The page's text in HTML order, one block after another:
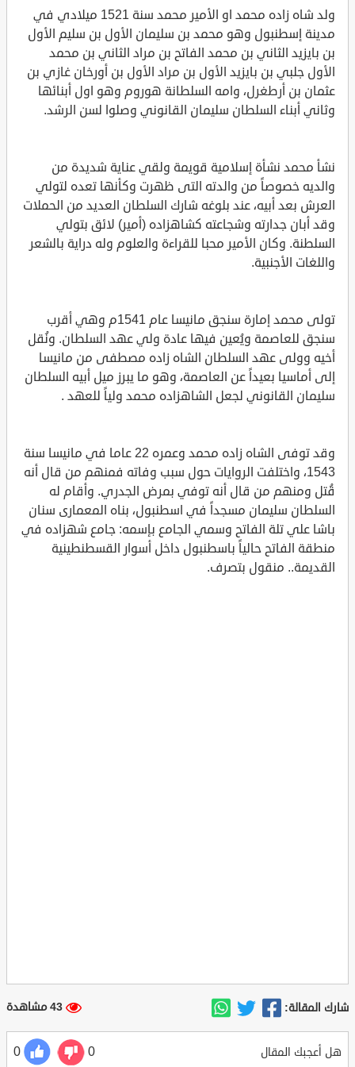
ولد شاه زاده محمد او الأمير محمد سنة 1521 ميلادي في
مدينة إسطنبول وهو محمد بن سليمان الأول بن سليم الأول
بن بايزيد الثاني بن محمد الفاتح بن مراد الثاني بن محمد
الأول جلبي بن بايزيد الأول بن مراد الأول بن أورخان غازي بن
عثمان بن أرطغرل، وامه السلطانة هوروم وهو اول أبنائها
وثاني أبناء السلطان سليمان القانوني وصلوا لسن الرشد.
نشأ محمد نشأة إسلامية قويمة ولقي عناية شديدة من
والديه خصوصاً من والدته التى ظهرت وكأنها تعده لتولي
العرش بعد أبيه، عند بلوغه شارك السلطان العديد من الحملات
وقد أبان جدارته وشجاعته كشاهزاده (أمير) لائق بتولي
السلطنة. وكان الأمير محبا للقراءة والعلوم وله دراية بالشعر
واللغات الأجنبية.
تولى محمد إمارة سنجق مانيسا عام 1541م وهي أقرب
سنجق للعاصمة ويُعين فيها عادة ولي عهد السلطان. ونُقل
أخيه وولى عهد السلطان الشاه زاده مصطفى من مانيسا
إلى أماسيا بعيداً عن العاصمة، وهو ما يبرز ميل أبيه السلطان
سليمان القانوني لجعل الشاهزاده محمد ولياً للعهد .
وقد توفى الشاه زاده محمد وعمره 22 عاما في مانيسا سنة
1543، واختلفت الروايات حول سبب وفاته فمنهم من قال أنه
قُتل ومنهم من قال أنه توفي بمرض الجدري. وأقام له
السلطان سليمان مسجداً في اسطنبول، بناه المعمارى سنان
باشا علي تلة الفاتح وسمي الجامع بإسمه: جامع شهزاده في
منطقة الفاتح حالياً باسطنبول داخل أسوار القسطنطينية
القديمة.. منقول بتصرف.
شارك المقالة: 43 مشاهدة
هل أعجبك المقال 0
0